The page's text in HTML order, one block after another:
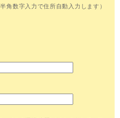
半角数字入力で住所自動入力します）